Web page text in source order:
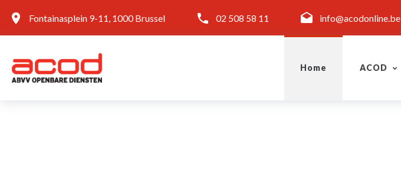
Fontainasplein 9-11, 1000 Brussel 02 508 58 11 info@acodonline.be
Home ACOD